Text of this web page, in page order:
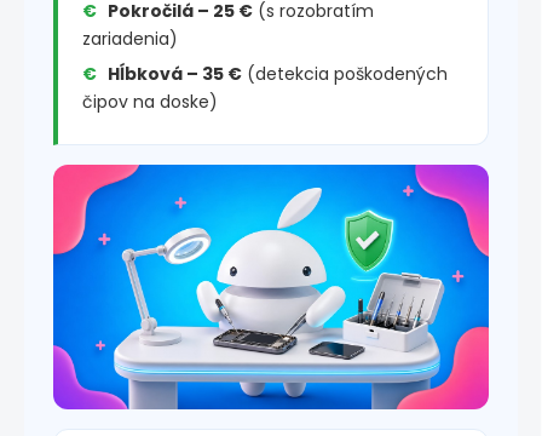
Pokročilá – 25 € (s rozobratím
zariadenia)
Hĺbková – 35 € (detekcia poškodených
čipov na doske)